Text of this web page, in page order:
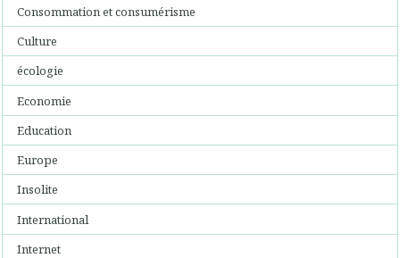
Consommation et consumérisme
Culture
écologie
Economie
Education
Europe
Insolite
International
Internet